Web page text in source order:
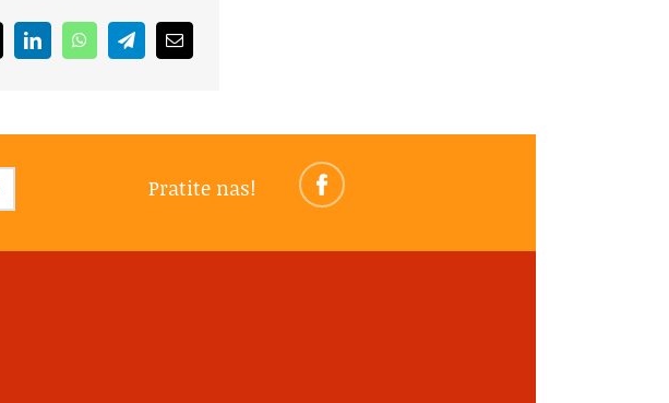
LinkedInWhatsAppTelegramEmail
Pratite nas!